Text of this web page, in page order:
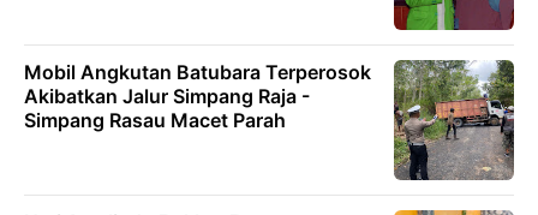
Mobil Angkutan Batubara Terperosok
Akibatkan Jalur Simpang Raja -
Simpang Rasau Macet Parah